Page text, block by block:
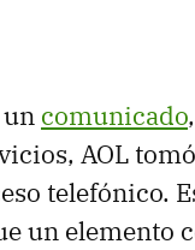
comunicado
AOL
telefónico.
un elemento